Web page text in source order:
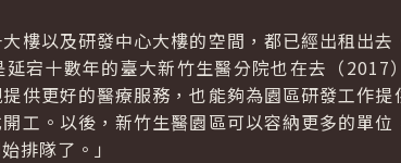
樓以及研發中心大樓的空間，都已經出租出
宕十數年的臺大新竹生醫分院也在去（2017
供更好的醫療服務，也能夠為園區研發工作
工。以後，新竹生醫園區可以容納更多的單
排隊了。」